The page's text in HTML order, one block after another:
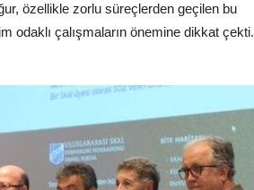
özellikle zorlu süreçlerden geçilen bu
odaklı çalışmaların önemine dikkat çekti.